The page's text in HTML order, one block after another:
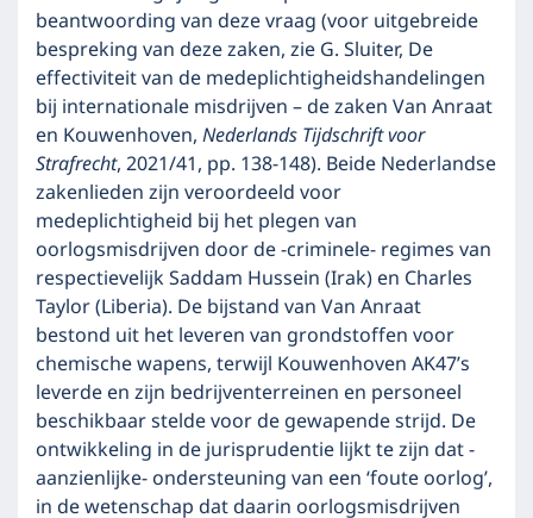
beantwoording van deze vraag (voor uitgebreide
bespreking van deze zaken, zie G. Sluiter, De
effectiviteit van de medeplichtigheidshandelingen
bij internationale misdrijven – de zaken Van Anraat
en Kouwenhoven,Nederlands Tijdschrift voor
Strafrecht, 2021/41, pp. 138-148). Beide Nederlandse
zakenlieden zijn veroordeeld voor
medeplichtigheid bij het plegen van
oorlogsmisdrijven door de -criminele- regimes van
respectievelijk Saddam Hussein (Irak) en Charles
Taylor (Liberia). De bijstand van Van Anraat
bestond uit het leveren van grondstoffen voor
chemische wapens, terwijl Kouwenhoven AK47’s
leverde en zijn bedrijventerreinen en personeel
beschikbaar stelde voor de gewapende strijd. De
ontwikkeling in de jurisprudentie lijkt te zijn dat -
aanzienlijke- ondersteuning van een ‘foute oorlog’,
in de wetenschap dat daarin oorlogsmisdrijven